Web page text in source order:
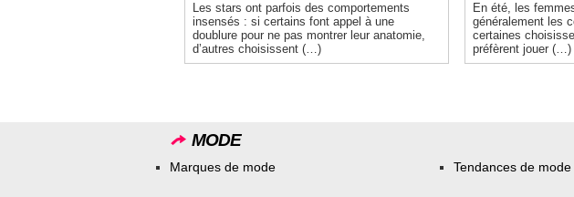
Les stars ont parfois des comportements
insensés : si certains font appel à une
doublure pour ne pas montrer leur anatomie,
d’autres choisissent (…)
En été, les
généralement les
certaines
préfèrent jouer (…)
MODE
Marques de mode Tendances de mode